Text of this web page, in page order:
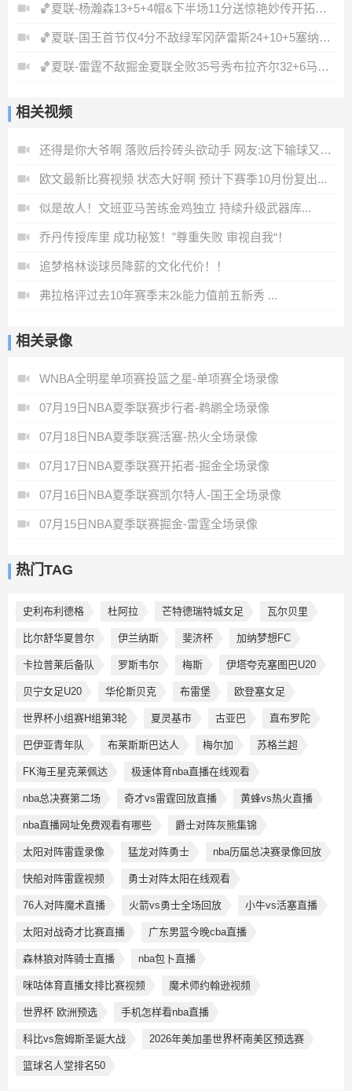
🏀夏联-杨瀚森13+5+4帽&下半场11分送惊艳妙传开拓者力克掘金
🏀夏联-国王首节仅4分不敌绿军冈萨雷斯24+10+5塞纳克10+12
🏀夏联-雷霆不敌掘金夏联全败35号秀布拉齐尔32+6马拉14+7+6
相关视频
还得是你大爷啊 落败后拎砖头欲动手 网友:这下输球又输人.....
欧文最新比赛视频 状态大好啊 预计下赛季10月份复出...
似是故人！文班亚马苦练金鸡独立 持续升级武器库...
乔丹传授库里 成功秘笈！”尊重失败 审视自我“！
追梦格林谈球员降薪的文化代价！！
弗拉格评过去10年赛季末2k能力值前五新秀 ...
相关录像
WNBA全明星单项赛投篮之星-单项赛全场录像
07月19日NBA夏季联赛步行者-鹈鹕全场录像
07月18日NBA夏季联赛活塞-热火全场录像
07月17日NBA夏季联赛开拓者-掘金全场录像
07月16日NBA夏季联赛凯尔特人-国王全场录像
07月15日NBA夏季联赛掘金-雷霆全场录像
热门TAG
史利布利德格 杜阿拉 芒特德瑞特城女足 瓦尔贝里
比尔舒华夏普尔 伊兰纳斯 斐济杯 加纳梦想FC
卡拉普莱后备队 罗斯韦尔 梅斯 伊塔夸克塞图巴U20
贝宁女足U20 华伦斯贝克 布雷堡 欧登塞女足
世界杯小组赛H组第3轮 夏灵基市 古亚巴 直布罗陀
巴伊亚青年队 布莱斯斯巴达人 梅尔加 苏格兰超
FK海王星克莱佩达 极速体育nba直播在线观看
nba总决赛第二场 奇才vs雷霆回放直播 黄蜂vs热火直播
nba直播网址免费观看有哪些 爵士对阵灰熊集锦
太阳对阵雷霆录像 猛龙对阵勇士 nba历届总决赛录像回放
快船对阵雷霆视频 勇士对阵太阳在线观看
76人对阵魔术直播 火箭vs勇士全场回放 小牛vs活塞直播
太阳对战奇才比赛直播 广东男篮今晚cba直播
森林狼对阵骑士直播 nba包卜直播
咪咕体育直播女排比赛视频 魔术师约翰逊视频
世界杯 欧洲预选 手机怎样看nba直播
科比vs詹姆斯圣诞大战 2026年美加墨世界杯南美区预选赛
篮球名人堂排名50